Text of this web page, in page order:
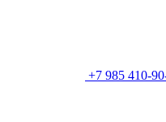
+7 985 410-